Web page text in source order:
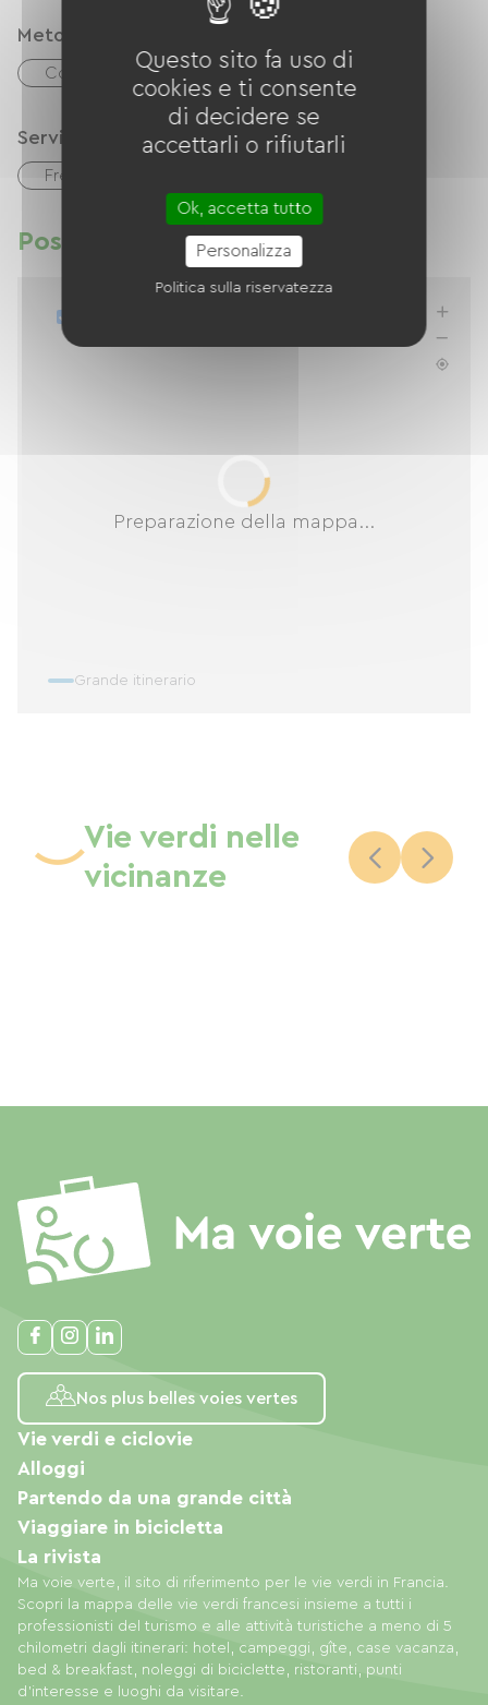
Metodi di pagamento
Controlli contanti
Servizi
Free Wifi
Posizione
Preparazione della mappa...
Grande itinerario
Vie verdi nelle
vicinanze
Nos plus belles voies vertes
Ma voie verte, il sito di riferimento per le vie verdi in Francia.
Scopri la mappa delle vie verdi francesi insieme a tutti i
professionisti del turismo e alle attività turistiche a meno di 5
chilometri dagli itinerari: hotel, campeggi, gîte, case vacanza,
bed & breakfast, noleggi di biciclette, ristoranti, punti
d'interesse e luoghi da visitare.
Vie verdi e ciclovie
Alloggi
Partendo da una grande città
Viaggiare in bicicletta
La rivista
Questo sito fa uso di
cookies e ti consente
di decidere se
accettarli o rifiutarli
Ok, accetta tutto
Personalizza
Politica sulla riservatezza